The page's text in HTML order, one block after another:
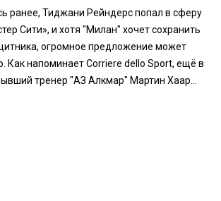
ранее, Тиджани Рейндерс попал в сферу
Сити», и хотя "Милан" хочет сохранить
огромное предложение может
Как напоминает Corriere dello Sport, ещё в
тренер "АЗ Алкмар" Мартин Хаар...